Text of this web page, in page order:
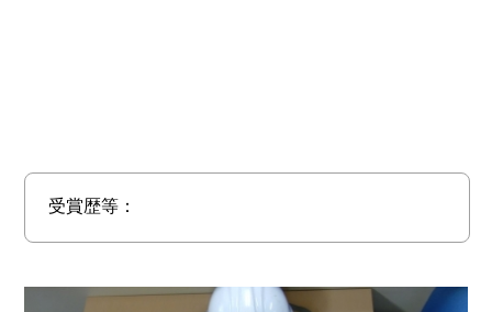
受賞歴等：